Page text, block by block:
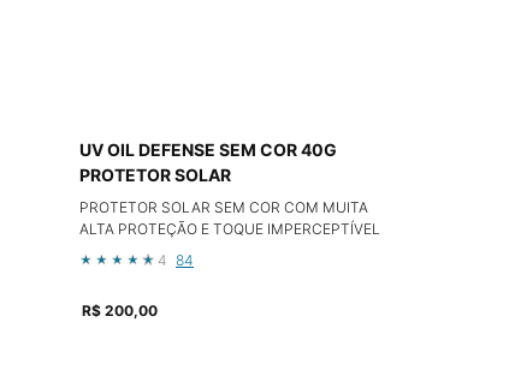
UV OIL DEFENSE SEM COR 40G
PROTETOR SOLAR
PROTETOR SOLAR SEM COR COM MUITA
ALTA PROTEÇÃO E TOQUE IMPERCEPTÍVEL
4 84
R$ 200,00